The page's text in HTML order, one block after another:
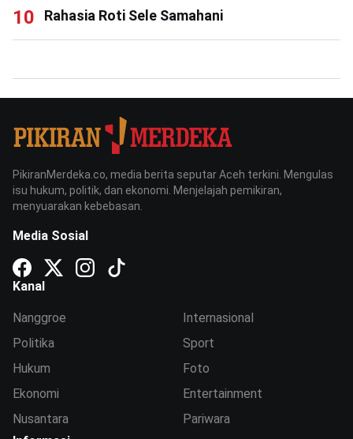
Rahasia Roti Sele Samahani
PikiranMerdeka.co, media berita seputar Aceh terkini. Mengulas
isu hukum, politik, dan ekonomi. Menjelajah pemikiran,
menyuarakan kebebasan.
Media Sosial
Kanal
Nanggroe
Politika
Hukum
Ekonomi
Nusantara
Internasional
Sport
Foto
Entertainment
Pariwara